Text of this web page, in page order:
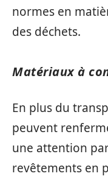
normes en
des déchets.
Matériaux à
En plus du
peuvent
une attention
revêtements en